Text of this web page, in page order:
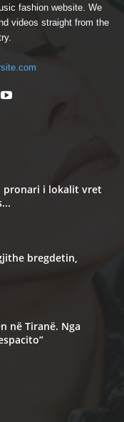
fashion website. We
videos straight from the
pronari i lokalit vret
bregdetin,
në Tiranë. Nga